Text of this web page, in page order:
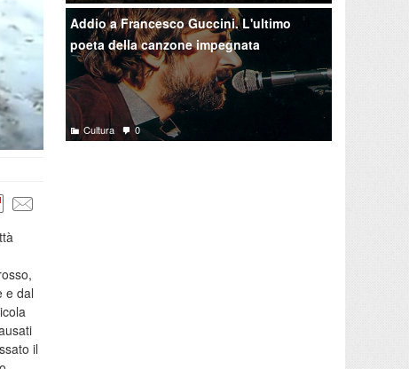
e dal
il
Addio a Francesco Guccini. L'ultimo
poeta della canzone impegnata
Cultura 0